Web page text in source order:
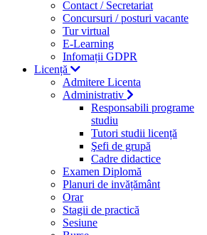
Contact / Secretariat
Concursuri / posturi vacante
Tur virtual
E-Learning
Infomații GDPR
Licență
Admitere Licenta
Administrativ
Responsabili programe
studiu
Tutori studii licență
Şefi de grupă
Cadre didactice
Examen Diplomă
Planuri de invățământ
Orar
Stagii de practică
Sesiune